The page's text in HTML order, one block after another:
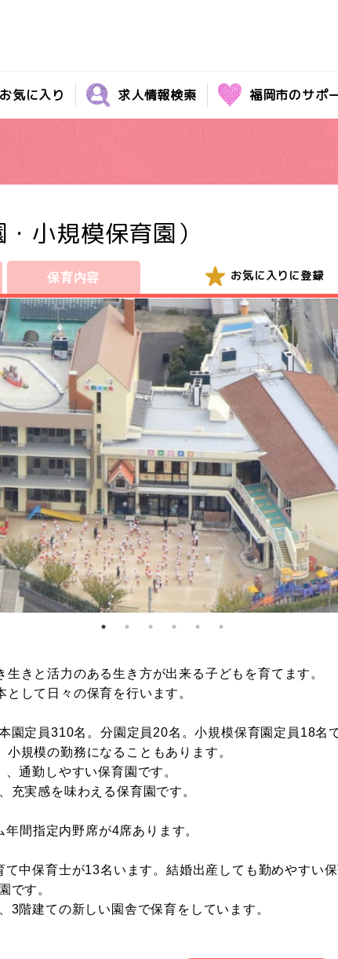
お気に入り 求人情報検索 福岡市のサポ
小規模保育園）
お気に入りに登録
保育内容
きと活力のある生き方が出来る子どもを育てます。
して日々の保育を行います。
園定員310名。分園定員20名。小規模保育園定員18名
規模の勤務になることもあります。
通勤しやすい保育園です。
充実感を味わえる保育園です。
間指定内野席が4席あります。
中保育士が13名います。結婚出産しても勤めやすい保
です。
3階建ての新しい園舎で保育をしています。